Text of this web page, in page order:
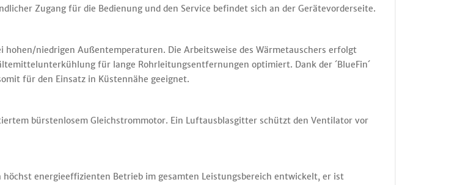
Zugang für die Bedienung und den Service befindet sich an der Gerätevorderseite.
niedrigen Außentemperaturen. Die Arbeitsweise des Wärmetauschers erfolgt
für lange Rohrleitungsentfernungen optimiert. Dank der ´BlueFin´
für den Einsatz in Küstennähe geeignet.
bürstenlosem Gleichstrommotor. Ein Luftausblasgitter schützt den Ventilator vor
energieeffizienten Betrieb im gesamten Leistungsbereich entwickelt, er ist